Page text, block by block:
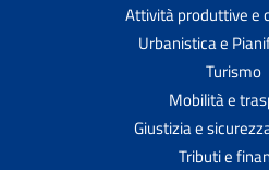
Attività produttive e
Urbanistica e
Turismo
Mobilità e
Giustizia e
Tributi e